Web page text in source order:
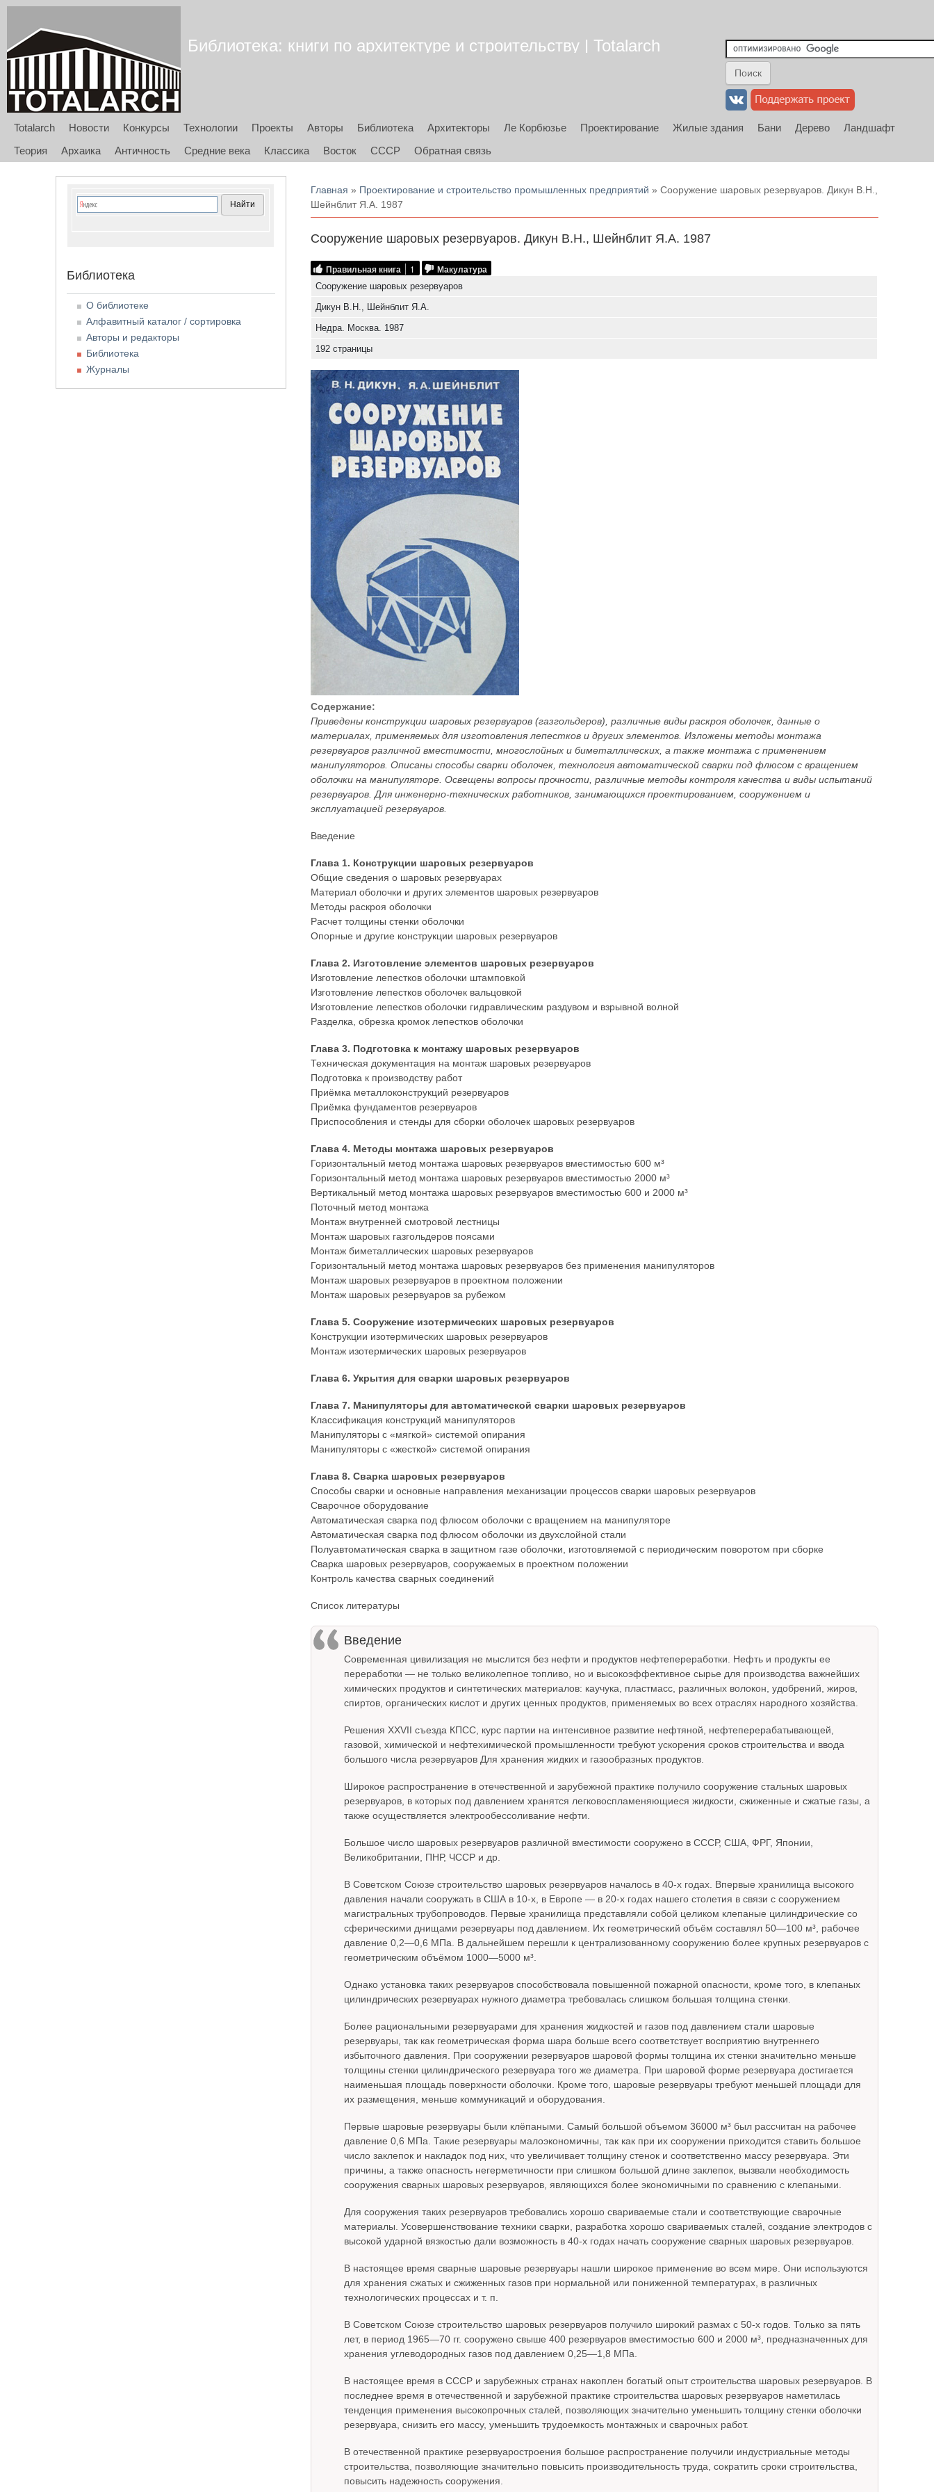
Библиотека: книги по архитектуре и строительству | Totalarch
Totalarch Новости Конкурсы Технологии Проекты Авторы Библиотека Архитекторы Ле Корбюзье Проектирование Жилые здания Бани Дерево
Ландшафт
Теория
Архаика Античность Средние века Классика Восток СССР Обратная связь
Вы здесь
Главная » Проектирование и строительство промышленных предприятий » Сооружение шаровых резервуаров. Дикун В.Н.,
Шейнблит Я.А. 1987
Сооружение шаровых резервуаров. Дикун В.Н., Шейнблит Я.А. 1987
Правильная книга 1 Макулатура
Сооружение шаровых резервуаров
Дикун В.Н., Шейнблит Я.А.
Недра. Москва. 1987
192 страницы
Содержание:
Приведены конструкции шаровых резервуаров (газгольдеров), различные виды раскроя оболочек, данные о
материалах, применяемых для изготовления лепестков и других элементов. Изложены методы монтажа
резервуаров различной вместимости, многослойных и биметаллических, а также монтажа с применением
манипуляторов. Описаны способы сварки оболочек, технология автоматической сварки под флюсом с вращением
оболочки на манипуляторе. Освещены вопросы прочности, различные методы контроля качества и виды испытаний
резервуаров. Для инженерно-технических работников, занимающихся проектированием, сооружением и
эксплуатацией резервуаров.
Введение
Глава 1. Конструкции шаровых резервуаров
Общие сведения о шаровых резервуарах
Материал оболочки и других элементов шаровых резервуаров
Методы раскроя оболочки
Расчет толщины стенки оболочки
Опорные и другие конструкции шаровых резервуаров
Глава 2. Изготовление элементов шаровых резервуаров
Изготовление лепестков оболочки штамповкой
Изготовление лепестков оболочек вальцовкой
Изготовление лепестков оболочки гидравлическим раздувом и взрывной волной
Разделка, обрезка кромок лепестков оболочки
Глава 3. Подготовка к монтажу шаровых резервуаров
Техническая документация на монтаж шаровых резервуаров
Подготовка к производству работ
Приёмка металлоконструкций резервуаров
Приёмка фундаментов резервуаров
Приспособления и стенды для сборки оболочек шаровых резервуаров
Глава 4. Методы монтажа шаровых резервуаров
Горизонтальный метод монтажа шаровых резервуаров вместимостью 600 м³
Горизонтальный метод монтажа шаровых резервуаров вместимостью 2000 м³
Вертикальный метод монтажа шаровых резервуаров вместимостью 600 и 2000 м³
Поточный метод монтажа
Монтаж внутренней смотровой лестницы
Монтаж шаровых газгольдеров поясами
Монтаж биметаллических шаровых резервуаров
Горизонтальный метод монтажа шаровых резервуаров без применения манипуляторов
Монтаж шаровых резервуаров в проектном положении
Монтаж шаровых резервуаров за рубежом
Глава 5. Сооружение изотермических шаровых резервуаров
Конструкции изотермических шаровых резервуаров
Монтаж изотермических шаровых резервуаров
Глава 6. Укрытия для сварки шаровых резервуаров
Глава 7. Манипуляторы для автоматической сварки шаровых резервуаров
Классификация конструкций манипуляторов
Манипуляторы с «мягкой» системой опирания
Манипуляторы с «жесткой» системой опирания
Глава 8. Сварка шаровых резервуаров
Способы сварки и основные направления механизации процессов сварки шаровых резервуаров
Сварочное оборудование
Автоматическая сварка под флюсом оболочки с вращением на манипуляторе
Автоматическая сварка под флюсом оболочки из двухслойной стали
Полуавтоматическая сварка в защитном газе оболочки, изготовляемой с периодическим поворотом при сборке
Сварка шаровых резервуаров, сооружаемых в проектном положении
Контроль качества сварных соединений
Список литературы
Введение
Современная цивилизация не мыслится без нефти и продуктов нефтепереработки. Нефть и продукты ее
переработки — не только великолепное топливо, но и высокоэффективное сырье для производства важнейших
химических продуктов и синтетических материалов: каучука, пластмасс, различных волокон, удобрений, жиров,
спиртов, органических кислот и других ценных продуктов, применяемых во всех отраслях народного хозяйства.
Решения XXVII съезда КПСС, курс партии на интенсивное развитие нефтяной, нефтеперерабатывающей,
газовой, химической и нефтехимической промышленности требуют ускорения сроков строительства и ввода
большого числа резервуаров Для хранения жидких и газообразных продуктов.
Широкое распространение в отечественной и зарубежной практике получило сооружение стальных шаровых
резервуаров, в которых под давлением хранятся легковоспламеняющиеся жидкости, сжиженные и сжатые газы, а
также осуществляется электрообессоливание нефти.
Большое число шаровых резервуаров различной вместимости сооружено в СССР, США, ФРГ, Японии,
Великобритании, ПНР, ЧССР и др.
В Советском Союзе строительство шаровых резервуаров началось в 40-х годах. Впервые хранилища высокого
давления начали сооружать в США в 10-х, в Европе — в 20-х годах нашего столетия в связи с сооружением
магистральных трубопроводов. Первые хранилища представляли собой целиком клепаные цилиндрические со
сферическими днищами резервуары под давлением. Их геометрический объём составлял 50—100 м³, рабочее
давление 0,2—0,6 МПа. В дальнейшем перешли к централизованному сооружению более крупных резервуаров с
геометрическим объёмом 1000—5000 м³.
Однако установка таких резервуаров способствовала повышенной пожарной опасности, кроме того, в клепаных
цилиндрических резервуарах нужного диаметра требовалась слишком большая толщина стенки.
Более рациональными резервуарами для хранения жидкостей и газов под давлением стали шаровые
резервуары, так как геометрическая форма шара больше всего соответствует восприятию внутреннего
избыточного давления. При сооружении резервуаров шаровой формы толщина их стенки значительно меньше
толщины стенки цилиндрического резервуара того же диаметра. При шаровой форме резервуара достигается
наименьшая площадь поверхности оболочки. Кроме того, шаровые резервуары требуют меньшей площади для
их размещения, меньше коммуникаций и оборудования.
Первые шаровые резервуары были клёпаными. Самый большой объемом 36000 м³ был рассчитан на рабочее
давление 0,6 МПа. Такие резервуары малоэкономичны, так как при их сооружении приходится ставить большое
число заклепок и накладок под них, что увеличивает толщину стенок и соответственно массу резервуара. Эти
причины, а также опасность негерметичности при слишком большой длине заклепок, вызвали необходимость
сооружения сварных шаровых резервуаров, являющихся более экономичными по сравнению с клепаными.
Для сооружения таких резервуаров требовались хорошо свариваемые стали и соответствующие сварочные
материалы. Усовершенствование техники сварки, разработка хорошо свариваемых сталей, создание электродов с
высокой ударной вязкостью дали возможность в 40-х годах начать сооружение сварных шаровых резервуаров.
В настоящее время сварные шаровые резервуары нашли широкое применение во всем мире. Они используются
для хранения сжатых и сжиженных газов при нормальной или пониженной температурах, в различных
технологических процессах и т. п.
В Советском Союзе строительство шаровых резервуаров получило широкий размах с 50-х годов. Только за пять
лет, в период 1965—70 гг. сооружено свыше 400 резервуаров вместимостью 600 и 2000 м³, предназначенных для
хранения углеводородных газов под давлением 0,25—1,8 МПа.
В настоящее время в СССР и зарубежных странах накоплен богатый опыт строительства шаровых резервуаров. В
последнее время в отечественной и зарубежной практике строительства шаровых резервуаров наметилась
тенденция применения высокопрочных сталей, позволяющих значительно уменьшить толщину стенки оболочки
резервуара, снизить его массу, уменьшить трудоемкость монтажных и сварочных работ.
В отечественной практике резервуаростроения большое распространение получили индустриальные методы
строительства, позволяющие значительно повысить производительность труда, сократить сроки строительства,
повысить надежность сооружения.
Библиотека
О библиотеке
Алфавитный каталог / сортировка
Авторы и редакторы
Библиотека
Журналы